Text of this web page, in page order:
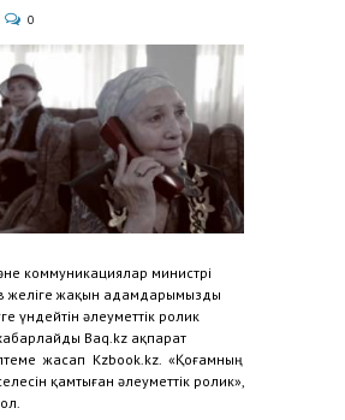
0
коммуникациялар министрі
желіге жақын адамдарымызды
үндейтін әлеуметтік ролик
Baq.kz ақпарат
жасап Kzbook.kz. «Қоғамның
қамтыған әлеуметтік ролик»,